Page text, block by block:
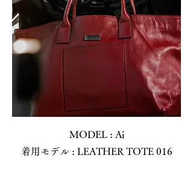
MODEL : Ai
​着用モデル : LEATHER TOTE 016